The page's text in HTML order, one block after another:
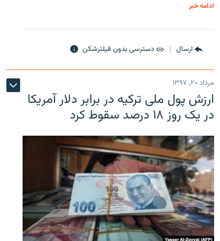
ادامه خبر
ارسال دسترسی بدون فیلترشکن
مرداد ۲۰, ۱۳۹۷
ارزش پول ملی ترکیه در برابر دلار آمریکا
در یک روز ۱۸ درصد سقوط کرد